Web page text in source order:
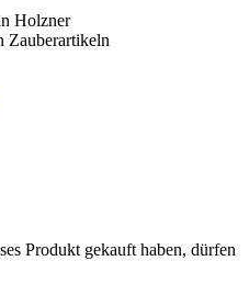
Holzner
Zauberartikeln
Produkt gekauft haben, dürfen